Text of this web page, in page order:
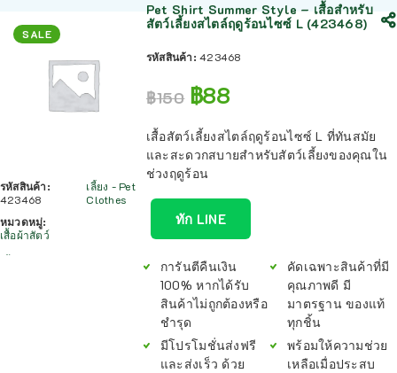
SALE
รหัสสินค้า:
423468
หมวดหมู่:
เสื้อผ้าสัตว์
เลี้ยง - Pet
Clothes
Pet Shirt Summer Style – เสื้อสำหรับ
สัตว์เลี้ยงสไตล์ฤดูร้อนไซซ์ L (423468)
รหัสสินค้า:423468
฿150 ฿88
เสื้อสัตว์เลี้ยงสไตล์ฤดูร้อนไซซ์ L ที่ทันสมัย
และสะดวกสบายสำหรับสัตว์เลี้ยงของคุณใน
ช่วงฤดูร้อน
ทัก LINE
การันตีคืนเงิน
100% หากได้รับ
สินค้าไม่ถูกต้องหรือ
ชำรุด
มีโปรโมชั่นส่งฟรี
และส่งเร็ว ด้วย
คัดเฉพาะสินค้าที่มี
คุณภาพดี มี
มาตรฐาน ของแท้
ทุกชิ้น
พร้อมให้ความช่วย
เหลือเมื่อประสบ